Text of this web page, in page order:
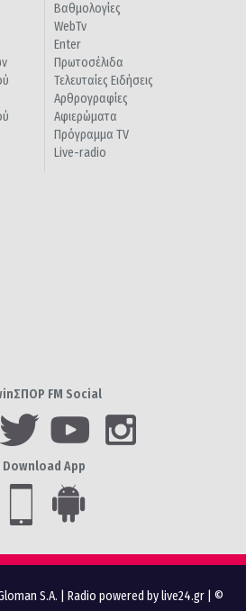
Βαθμολογίες
WebTv
Enter
Πρωτοσέλιδα
Τελευταίες Ειδήσεις
Αρθρογραφίες
Αφιερώματα
Πρόγραμμα TV
Live-radio
FM Social
Download App
S.A. Radio powered by live24.gr | ©